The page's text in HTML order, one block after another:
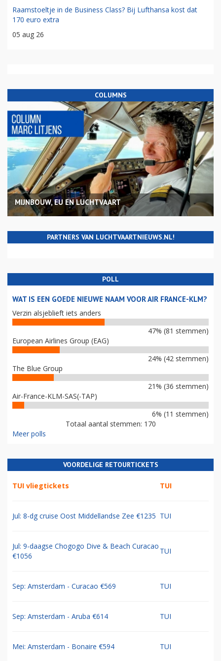
Raamstoeltje in de Business Class? Bij Lufthansa kost dat
170 euro extra
05 aug 26
COLUMNS
MIJNBOUW, EU EN LUCHTVAART
PARTNERS VAN LUCHTVAARTNIEUWS.NL!
POLL
WAT IS EEN GOEDE NIEUWE NAAM VOOR AIR FRANCE-KLM?
Verzin alsjeblieft iets anders
47% (81 stemmen)
European Airlines Group (EAG)
24% (42 stemmen)
The Blue Group
21% (36 stemmen)
Air-France-KLM-SAS(-TAP)
6% (11 stemmen)
Totaal aantal stemmen: 170
Meer polls
VOORDELIGE RETOURTICKETS
TUI vliegtickets TUI
Jul: 8-dg cruise Oost Middellandse Zee €1235 TUI
Jul: 9-daagse Chogogo Dive & Beach Curacao
€1056
TUI
Sep: Amsterdam - Curacao €569 TUI
Sep: Amsterdam - Aruba €614 TUI
Mei: Amsterdam - Bonaire €594 TUI